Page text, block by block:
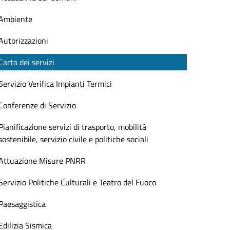
dei servizi
Verifica Impianti Termici
di Servizio
servizi di trasporto, mobilità
servizio civile e politiche sociali
Misure PNRR
Politiche Culturali e Teatro del Fuoco
Sismica